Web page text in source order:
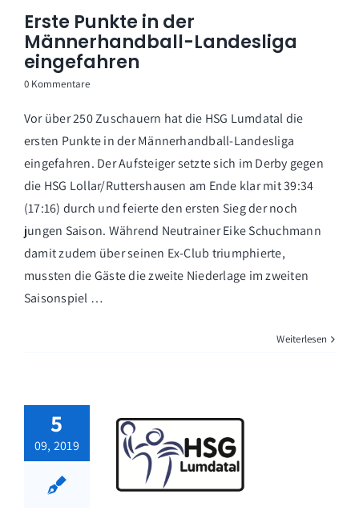
Erste Punkte in der
Männerhandball-Landesliga
eingefahren
0 Kommentare
Vor über 250 Zuschauern hat die HSG Lumdatal die
ersten Punkte in der Männerhandball-Landesliga
eingefahren. Der Aufsteiger setzte sich im Derby gegen
die HSG Lollar/Ruttershausen am Ende klar mit 39:34
(17:16) durch und feierte den ersten Sieg der noch
jungen Saison. Während Neutrainer Eike Schuchmann
damit zudem über seinen Ex-Club triumphierte,
mussten die Gäste die zweite Niederlage im zweiten
Saisonspiel …
Weiterlesen
5
09, 2019